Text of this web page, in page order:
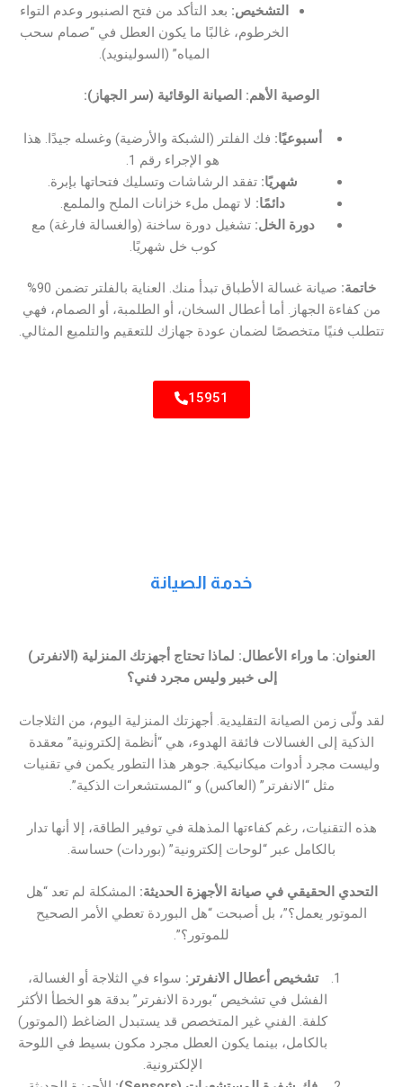
التشخيص: بعد التأكد من فتح الصنبور وعدم التواء
الخرطوم، غالبًا ما يكون العطل في “صمام سحب
المياه” (السولينويد).
الوصية الأهم: الصيانة الوقائية (سر الجهاز):
أسبوعيًا: فك الفلتر (الشبكة والأرضية) وغسله جيدًا. هذا
هو الإجراء رقم 1.
شهريًا: تفقد الرشاشات وتسليك فتحاتها بإبرة.
دائمًا: لا تهمل ملء خزانات الملح والملمع.
دورة الخل: تشغيل دورة ساخنة (والغسالة فارغة) مع
كوب خل شهريًا.
خاتمة:
صيانة غسالة الأطباق تبدأ منك. العناية بالفلتر تضمن 90%
من كفاءة الجهاز. أما أعطال السخان، أو الطلمبة، أو الصمام، فهي
تتطلب فنيًا متخصصًا لضمان عودة جهازك للتعقيم والتلميع المثالي.
15951
خدمة الصيانة
العنوان: ما وراء الأعطال: لماذا تحتاج أجهزتك المنزلية (الانفرتر)
إلى خبير وليس مجرد فني؟
لقد ولّى زمن الصيانة التقليدية. أجهزتك المنزلية اليوم، من الثلاجات
الذكية إلى الغسالات فائقة الهدوء، هي “أنظمة إلكترونية” معقدة
وليست مجرد أدوات ميكانيكية. جوهر هذا التطور يكمن في تقنيات
مثل “الانفرتر” (العاكس) و “المستشعرات الذكية”.
هذه التقنيات، رغم كفاءتها المذهلة في توفير الطاقة، إلا أنها تدار
بالكامل عبر “لوحات إلكترونية” (بوردات) حساسة.
التحدي الحقيقي في صيانة الأجهزة الحديثة: المشكلة لم تعد “هل
الموتور يعمل؟”، بل أصبحت “هل البوردة تعطي الأمر الصحيح
للموتور؟”.
تشخيص أعطال الانفرتر: سواء في الثلاجة أو الغسالة،
الفشل في تشخيص “بوردة الانفرتر” بدقة هو الخطأ الأكثر
كلفة. الفني غير المتخصص قد يستبدل الضاغط (الموتور)
بالكامل، بينما يكون العطل مجرد مكون بسيط في اللوحة
الإلكترونية.